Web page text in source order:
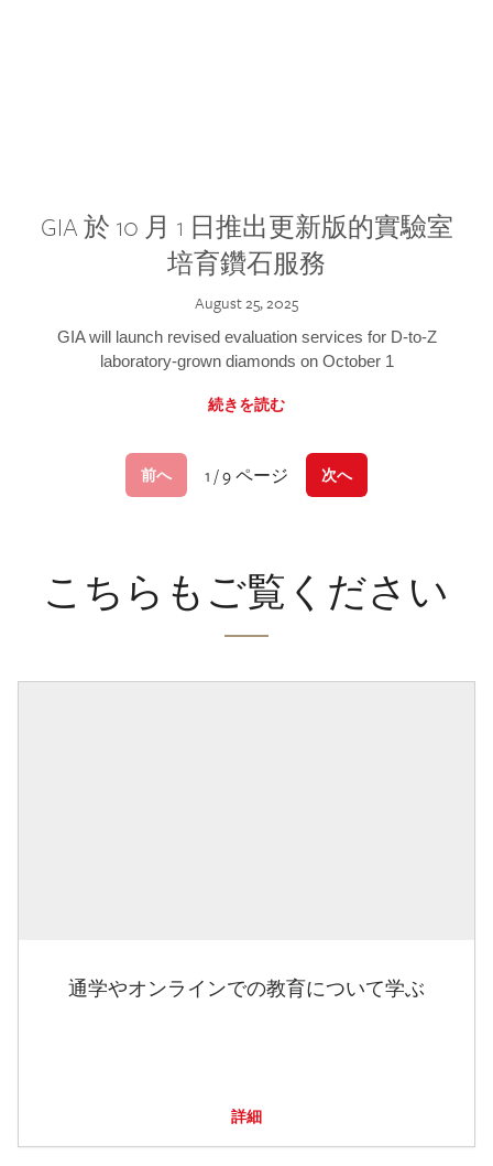
GIA 於 10 月 1 日推出更新版的實驗室
培育鑽石服務
August 25, 2025
GIA will launch revised evaluation services for D-to-Z
laboratory-grown diamonds on October 1
続きを読む
前へ 1 / 9 ページ 次へ
こちらもご覧ください
通学やオンラインでの教育について学ぶ
詳細